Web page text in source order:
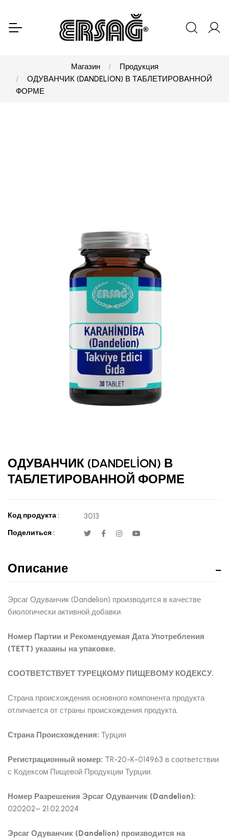
Магазин
Продукция
ОДУВАНЧИК (DANDELİON) В ТАБЛЕТИРОВАННОЙ
ФОРМЕ
ОДУВАНЧИК (DANDELİON) В
ТАБЛЕТИРОВАННОЙ ФОРМЕ
Код продукта : 3013
Поделиться :
Описание
Эрсаг Одуванчик (Dandelion) производится в качестве
биологически активной добавки.
Номер Партии и Рекомендуемая Дата Употребления
(TETT) указаны на упаковке.
СООТВЕТСТВУЕТ ТУРЕЦКОМУ ПИЩЕВОМУ КОДЕКСУ.
Страна происхождения основного компонента продукта
отличается от страны происхождения продукта.
Страна Происхождения: Турция
Регистрационный номер: TR-20-K-014963 в соответствии
с Кодексом Пищевой Продукции Турции.
Номер Разрешения Эрсаг Одуванчик (Dandelion):
020202– 21.02.2024
Эрсаг Одуванчик (Dandelion) производится на